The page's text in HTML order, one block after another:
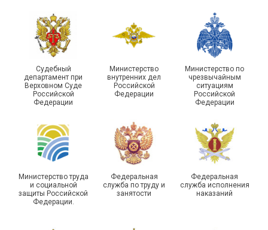
Чествование ветеранов
боевых действий
Самарской области
Подписано соглашение с
области
Судебный
департамент при
Верховном Суде
Российской
Федерации
Министерство
внутренних дел
Российской
Федерации
Министерство по
чрезвычайным
ситуациям
Российской
Федерации
Министерство труда
и социальной
защиты Российской
Федерации.
Федеральная
служба по труду и
занятости
Федеральная
служба исполнения
наказаний